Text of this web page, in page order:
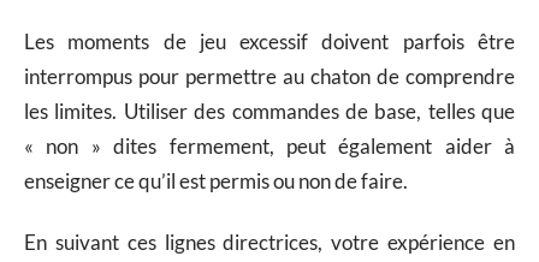
Les moments de jeu excessif doivent parfois être
interrompus pour permettre au chaton de comprendre
les limites. Utiliser des commandes de base, telles que
« non » dites fermement, peut également aider à
enseigner ce qu’il est permis ou non de faire.
En suivant ces lignes directrices, votre expérience en